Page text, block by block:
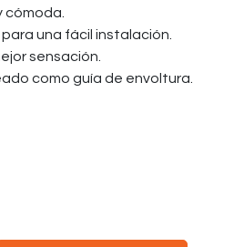
cómoda.
una fácil instalación.
sensación.
como guía de envoltura.